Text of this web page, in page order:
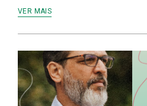
VER MAIS